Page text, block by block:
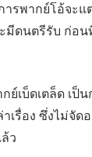
ารพากย์โอ้จะแ
มีดนตรีรับ ก่อน
ย์เบ็ดเตล็ด เป็
เรื่อง ซึ่งไม่จัด
ว